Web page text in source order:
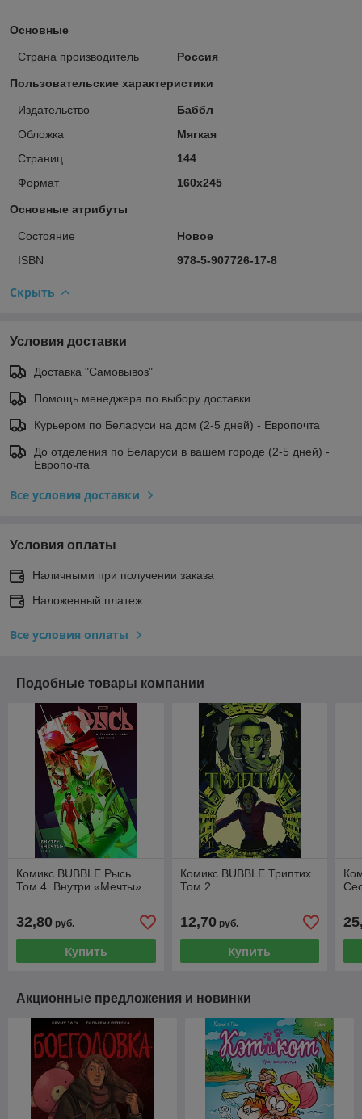
Основные
Страна производитель Россия
Пользовательские характеристики
Издательство
Баббл
Обложка
Мягкая
Страниц
144
Формат
160х245
Основные атрибуты
Состояние
Новое
ISBN
978-5-907726-17-8
Скрыть
Условия доставки
Доставка "Самовывоз"
Помощь менеджера по выбору доставки
Курьером по Беларуси на дом (2-5 дней) - Европочта
До отделения по Беларуси в вашем городе (2-5 дней) -
Европочта
Все условия доставки
Условия оплаты
Наличными при получении заказа
Наложенный платеж
Все условия оплаты
Подобные товары компании
Комикс BUBBLE Рысь.
Том 4. Внутри «Мечты»
32,80 руб.
Купить
Комикс BUBBLE Триптих.
Том 2
12,70руб.
Купить
Акционные предложения и новинки